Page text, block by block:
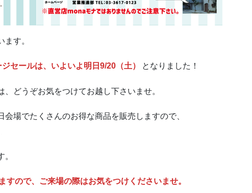
す。
ジセールは、いよいよ明日9/20（土） となりました！
どうぞお気をつけてお越し下さいませ。
場でたくさんのお得な商品を販売しますので、
ので、ご来場の際はお気をつけくださいませ。